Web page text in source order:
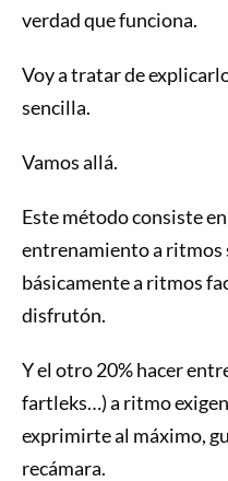
verdad que funciona.
Voy a tratar de
sencilla.
Vamos allá.
Este método consiste
entrenamiento a ritmos
básicamente a ritmos
disfrutón.
Y el otro 20% hacer
fartleks…) a ritmo
exprimirte al máximo,
recámara.